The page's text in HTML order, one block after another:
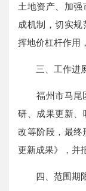
土地资产、加
成机制，切实
挥地价杠杆作用
三、工作进
福州市马尾区
研、成果更新、
改等阶段，最终
更新成果》，并
四、范围期